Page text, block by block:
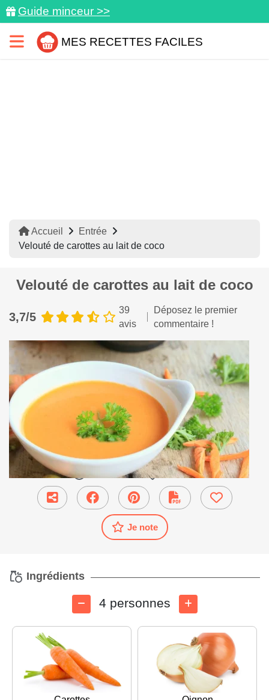
Guide minceur >>
MES RECETTES FACILES
Accueil
Entrée
Velouté de carottes au lait de coco
Velouté de carottes au lait de coco
3,7/5
39
avis
Déposez le premier
commentaire !
30 min ● Entrée
Je note
Ingrédients
4 personnes